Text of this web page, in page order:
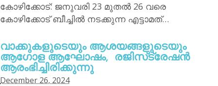
കോഴിക്കോട്: ജനുവരി 23 മുതല്‍ 26 വരെ
കോഴിക്കോട് ബീച്ചില്‍ നടക്കുന്ന എട്ടാമത്…
വാക്കുകളുടെയും ആശയങ്ങളുടെയും
ആഗോള ആഘോഷം, രജിസ്‌ട്രേഷന്‍
ആരംഭിച്ചിരിക്കുന്നു
December 26, 2024